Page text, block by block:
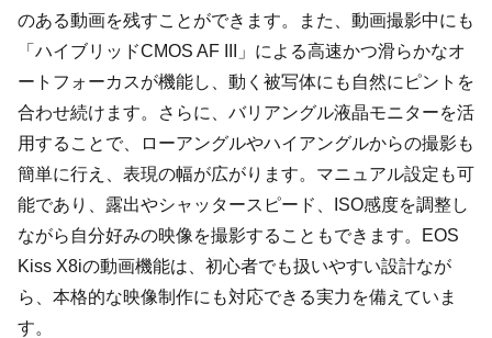
のある動画を残すことができます。また、動画撮影中にも
「ハイブリッドCMOS AF III」による高速かつ滑らかなオ
ートフォーカスが機能し、動く被写体にも自然にピントを
合わせ続けます。さらに、バリアングル液晶モニターを活
用することで、ローアングルやハイアングルからの撮影も
簡単に行え、表現の幅が広がります。マニュアル設定も可
能であり、露出やシャッタースピード、ISO感度を調整し
ながら自分好みの映像を撮影することもできます。EOS
Kiss X8iの動画機能は、初心者でも扱いやすい設計なが
ら、本格的な映像制作にも対応できる実力を備えていま
す。